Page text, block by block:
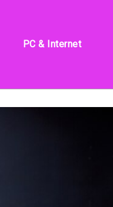
PC & Internet